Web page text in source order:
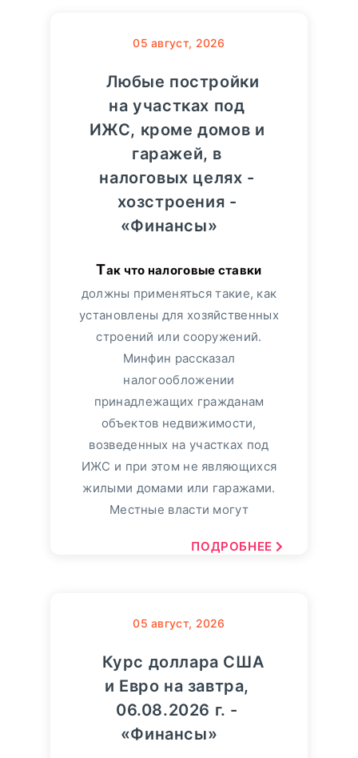
05 август, 2026
Любые постройки
на участках под
ИЖС, кроме домов и
гаражей, в
налоговых целях -
хозстроения -
«Финансы»
Так что налоговые ставки
должны применяться такие, как
установлены для хозяйственных
строений или сооружений.
Минфин рассказал
налогообложении
принадлежащих гражданам
объектов недвижимости,
возведенных на участках под
ИЖС и при этом не являющихся
жилыми домами или гаражами.
Местные власти могут
ПОДРОБНЕЕ
05 август, 2026
Курс доллара США
и Евро на завтра,
06.08.2026 г. -
«Финансы»